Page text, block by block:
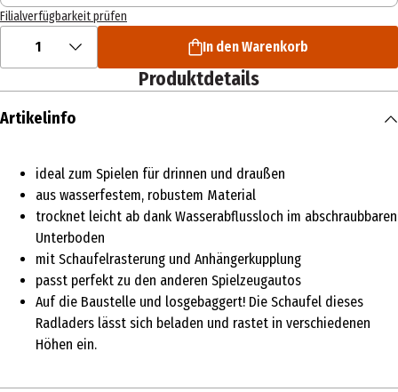
Filialverfügbarkeit prüfen
1 In den Warenkorb
Produktdetails
Artikelinfo
ideal zum Spielen für drinnen und draußen
aus wasserfestem, robustem Material
trocknet leicht ab dank Wasserabflussloch im abschraubbaren
Unterboden
mit Schaufelrasterung und Anhängerkupplung
passt perfekt zu den anderen Spielzeugautos
Auf die Baustelle und losgebaggert! Die Schaufel dieses
Radladers lässt sich beladen und rastet in verschiedenen
Höhen ein.